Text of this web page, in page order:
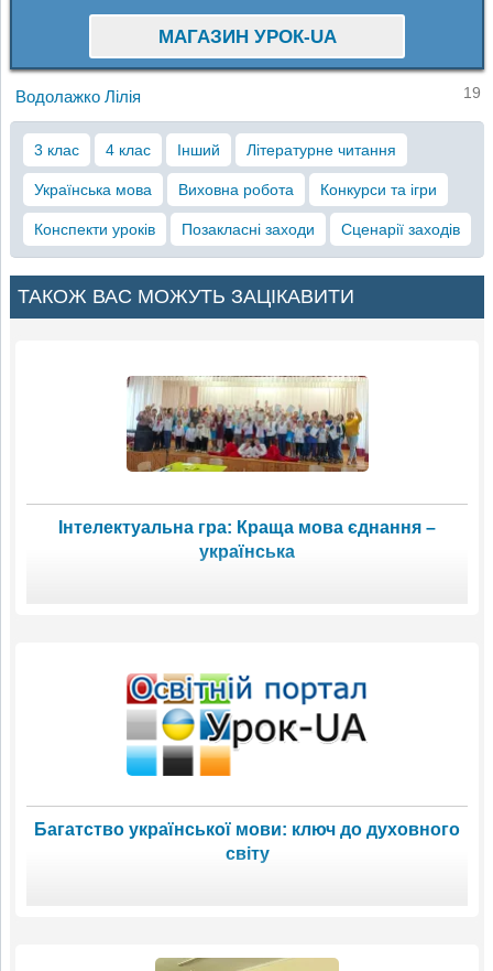
МАГАЗИН УРОК-UA
Водолажко Лілія 19
3 клас 4 клас Інший Літературне читання
Українська мова Виховна робота Конкурси та ігри
Конспекти уроків Позакласні заходи Сценарії заходів
ТАКОЖ ВАС МОЖУТЬ ЗАЦІКАВИТИ
Інтелектуальна гра: Краща мова єднання –
українська
Багатство української мови: ключ до духовного
світу